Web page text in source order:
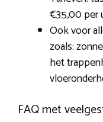
€35,00 per
Ook voor
zoals:
het
FAQ met